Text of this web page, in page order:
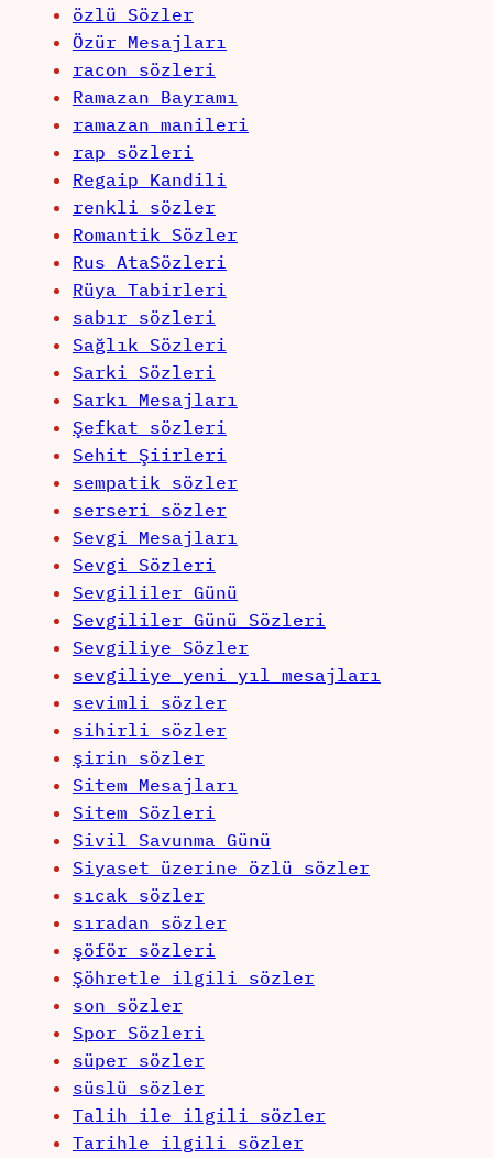
özlü Sözler
Özür Mesajları
racon sözleri
Ramazan Bayramı
ramazan manileri
rap sözleri
Regaip Kandili
renkli sözler
Romantik Sözler
Rus AtaSözleri
Rüya Tabirleri
sabır sözleri
Sağlık Sözleri
Sarki Sözleri
Sarkı Mesajları
Şefkat sözleri
Sehit Şiirleri
sempatik sözler
serseri sözler
Sevgi Mesajları
Sevgi Sözleri
Sevgililer Günü
Sevgililer Günü Sözleri
Sevgiliye Sözler
sevgiliye yeni yıl mesajları
sevimli sözler
sihirli sözler
şirin sözler
Sitem Mesajları
Sitem Sözleri
Sivil Savunma Günü
Siyaset üzerine özlü sözler
sıcak sözler
sıradan sözler
şöför sözleri
Şöhretle ilgili sözler
son sözler
Spor Sözleri
süper sözler
süslü sözler
Talih ile ilgili sözler
Tarihle ilgili sözler